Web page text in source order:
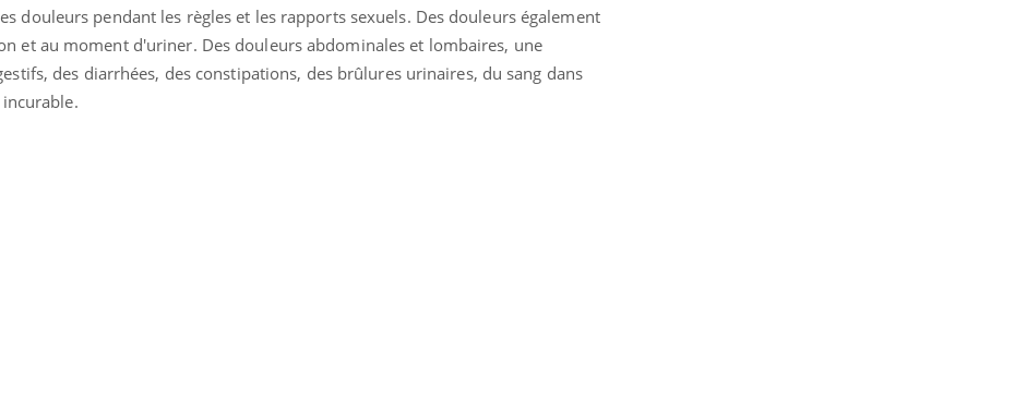
douleurs pendant les règles et les rapports sexuels. Des douleurs également
et au moment d'uriner. Des douleurs abdominales et lombaires, une
des diarrhées, des constipations, des brûlures urinaires, du sang dans